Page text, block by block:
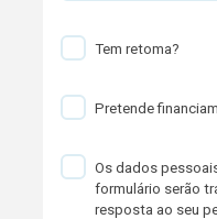
Tem retoma?
Pretende
Os dados
formulário serão
resposta ao seu